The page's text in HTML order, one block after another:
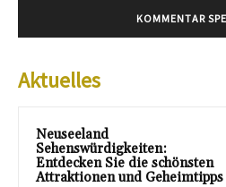
Aktuelles
Neuseeland
Sehenswürdigkeiten:
Entdecken Sie die schönsten
Attraktionen und Geheimtipps